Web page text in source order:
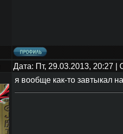
Дата: Пт, 29.03.2013, 20:27
я вообще как-то завтыкал